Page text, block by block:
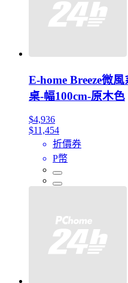
E-home Breeze微
桌-幅100cm-原木色
$4,936
$11,454
折價券
P幣